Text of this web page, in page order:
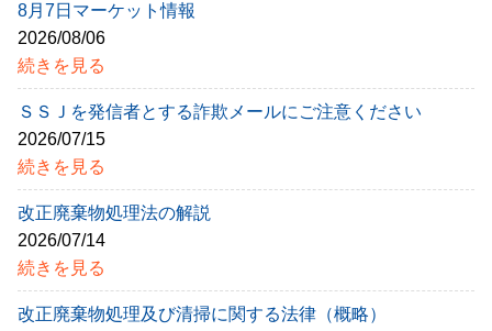
8月7日マーケット情報
2026/08/06
続きを見る
ＳＳＪを発信者とする詐欺メールにご注意ください
2026/07/15
続きを見る
改正廃棄物処理法の解説
2026/07/14
続きを見る
改正廃棄物処理及び清掃に関する法律（概略）